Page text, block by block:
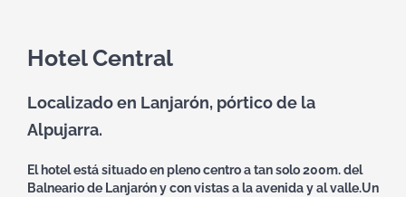
Hotel Central
Localizado en Lanjarón, pórtico de la
Alpujarra.
El hotel está situado en pleno centro a tan solo 200m. del
Balneario de Lanjarón y con vistas a la avenida y al valle.Un